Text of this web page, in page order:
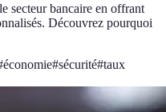
secteur bancaire en offrant
Découvrez pourquoi
économie#sécurité#taux